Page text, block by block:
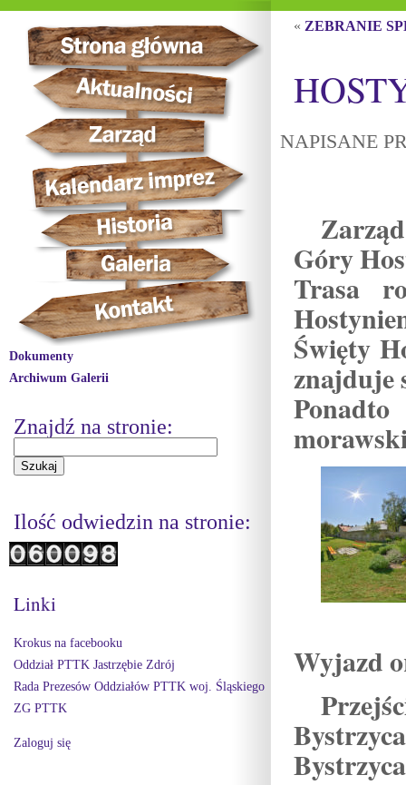
« ZEBRANIE
NAPISANE
Góry
Trasa
Święty
znajduje
Wyjazd
Dokumenty
Archiwum Galerii
Znajdź na stronie:
Ilość odwiedzin na stronie:
Linki
Krokus na facebooku
Oddział PTTK Jastrzębie Zdrój
Rada Prezesów Oddziałów PTTK woj. Śląskiego
ZG PTTK
Zaloguj się